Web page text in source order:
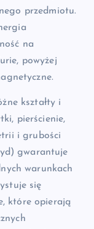
przedmiotu.
na
powyżej
kształty i
pierścienie,
i grubości
gwarantuje
warunkach
się
które opierają